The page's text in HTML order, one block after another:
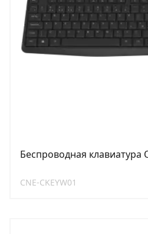
Беспроводная клавиатура
CNE-CKEYW01